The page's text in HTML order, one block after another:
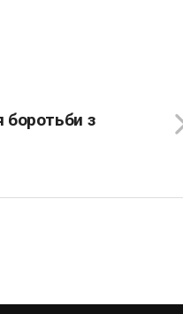
боротьби з